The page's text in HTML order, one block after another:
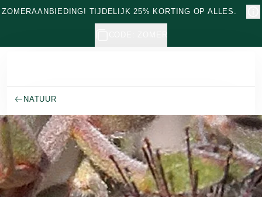
Naar hoofdinhoud gaan
ZOMERAANBIEDING! TIJDELIJK 25% KORTING OP ALLES.
NATUUR